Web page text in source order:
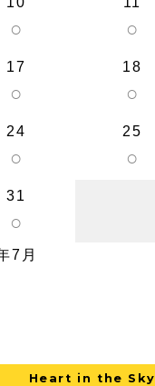
○ ○
17
○
18
○
24
○
25
○
31
○
7月
Heart in the Sky